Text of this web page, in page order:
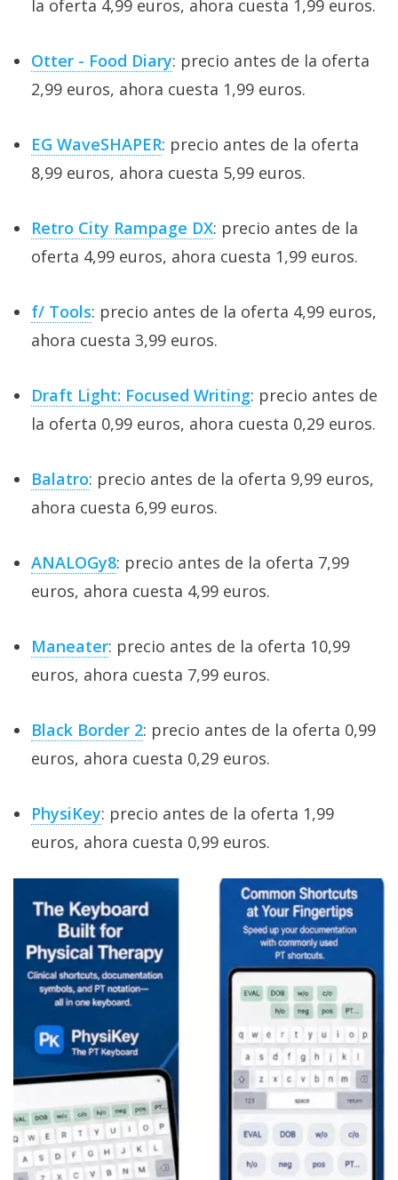
la oferta 4,99 euros, ahora cuesta 1,99 euros.
Otter - Food Diary: precio antes de la oferta
2,99 euros, ahora cuesta 1,99 euros.
EG WaveSHAPER: precio antes de la oferta
8,99 euros, ahora cuesta 5,99 euros.
Retro City Rampage DX: precio antes de la
oferta 4,99 euros, ahora cuesta 1,99 euros.
f/ Tools: precio antes de la oferta 4,99 euros,
ahora cuesta 3,99 euros.
Draft Light: Focused Writing: precio antes de
la oferta 0,99 euros, ahora cuesta 0,29 euros.
Balatro: precio antes de la oferta 9,99 euros,
ahora cuesta 6,99 euros.
ANALOGy8: precio antes de la oferta 7,99
euros, ahora cuesta 4,99 euros.
Maneater: precio antes de la oferta 10,99
euros, ahora cuesta 7,99 euros.
Black Border 2: precio antes de la oferta 0,99
euros, ahora cuesta 0,29 euros.
PhysiKey: precio antes de la oferta 1,99
euros, ahora cuesta 0,99 euros.